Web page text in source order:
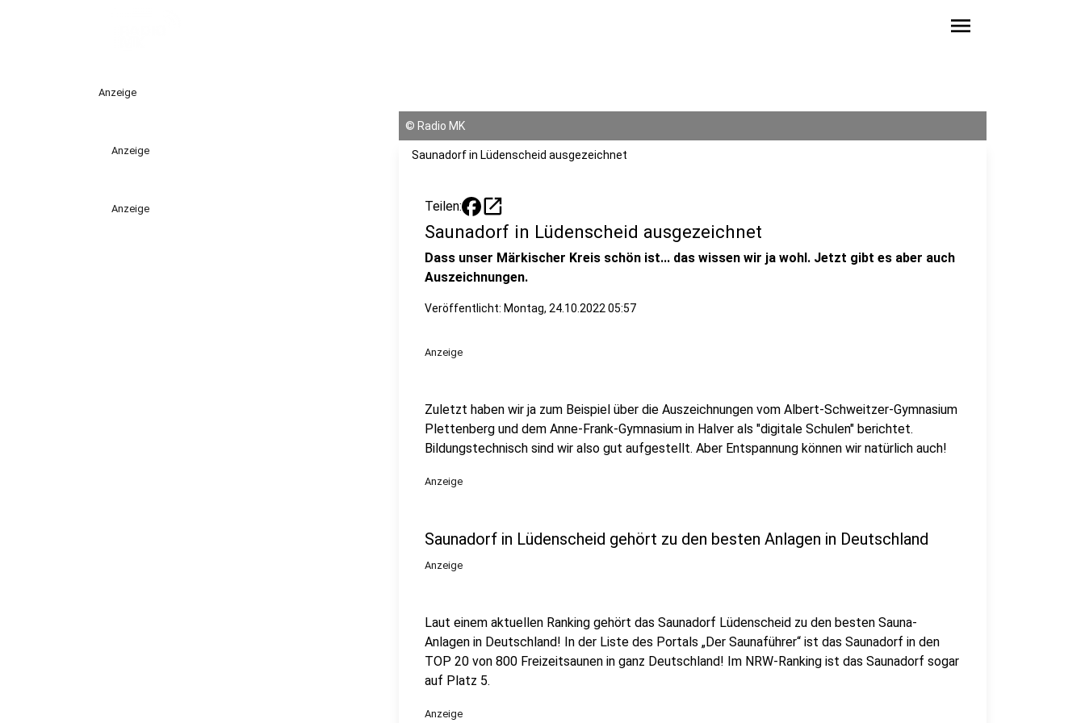
menu
Anzeige
Anzeige
Anzeige
© Radio MK
Saunadorf in Lüdenscheid ausgezeichnet
Teilen: open_in_new
Saunadorf in Lüdenscheid ausgezeichnet
Dass unser Märkischer Kreis schön ist... das wissen wir ja wohl. Jetzt gibt es aber auch
Auszeichnungen.
Veröffentlicht: Montag, 24.10.2022 05:57
Anzeige
Zuletzt haben wir ja zum Beispiel über die Auszeichnungen vom Albert-Schweitzer-Gymnasium
Plettenberg und dem Anne-Frank-Gymnasium in Halver als "digitale Schulen" berichtet.
Bildungstechnisch sind wir also gut aufgestellt. Aber Entspannung können wir natürlich auch!
Anzeige
Saunadorf in Lüdenscheid gehört zu den besten Anlagen in Deutschland
Anzeige
Laut einem aktuellen Ranking gehört das Saunadorf Lüdenscheid zu den besten Sauna-
Anlagen in Deutschland! In der Liste des Portals „Der Saunaführer“ ist das Saunadorf in den
TOP 20 von 800 Freizeitsaunen in ganz Deutschland! Im NRW-Ranking ist das Saunadorf sogar
auf Platz 5.
Anzeige